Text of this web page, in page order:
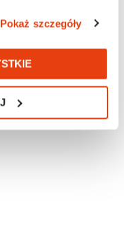
Pokaż szczegóły